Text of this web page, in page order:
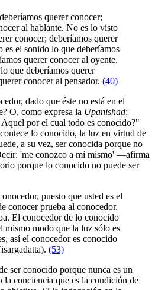
querer conocer;
al hablante. No es lo visto
conocer; deberíamos querer
es el sonido lo que deberíamos
querer conocer al oyente.
que deberíamos querer
conocer al pensador. (40)
dado que éste no está en el
O, como expresa la Upanishad:
por el cual todo es conocido?"
lo conocido, la luz en virtud de
a su vez, ser conocida porque no
'me conozco a mí mismo' ―afirma
porque lo conocido no puede ser
puesto que usted es el
conocer prueba al conocedor.
El conocedor de lo conocido
mismo modo que la luz sólo es
así el conocedor es conocido
(53)
ser conocido porque nunca es un
la conciencia que es la condición de